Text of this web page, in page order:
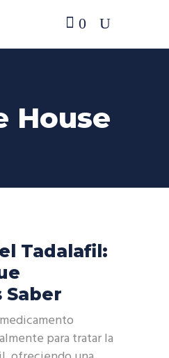
0
House
Tadalafil:
Saber
para tratar la